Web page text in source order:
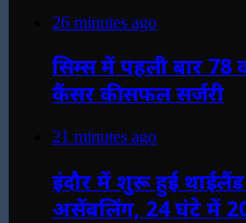
26 minutes ago
सिम्स में पहली बार 78
कैंसर की सफल सर्जरी
21 minutes ago
इंदौर में शुरू हुई
असेंबलिंग, 24 घंटे में